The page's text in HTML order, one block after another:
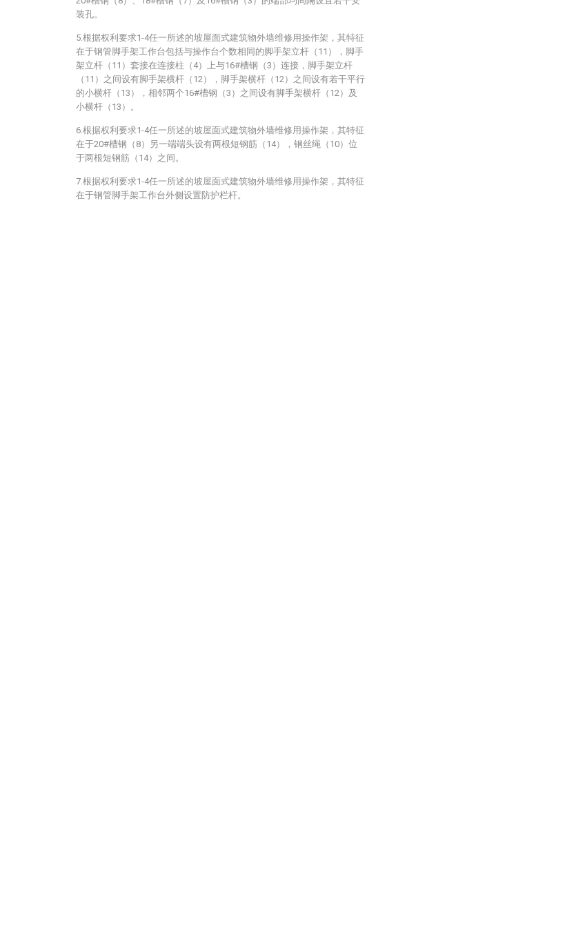
装孔。
5.根据权利要求1-4任一所述的坡屋面式建筑物外墙维修用操作架，其特征
在于钢管脚手架工作台包括与操作台个数相同的脚手架立杆（11），脚手
架立杆（11）套接在连接柱（4）上与16#槽钢（3）连接，脚手架立杆
（11）之间设有脚手架横杆（12），脚手架横杆（12）之间设有若干平行
的小横杆（13），相邻两个16#槽钢（3）之间设有脚手架横杆（12）及
小横杆（13）。
6.根据权利要求1-4任一所述的坡屋面式建筑物外墙维修用操作架，其特征
在于20#槽钢（8）另一端端头设有两根短钢筋（14），钢丝绳（10）位
于两根短钢筋（14）之间。
7.根据权利要求1-4任一所述的坡屋面式建筑物外墙维修用操作架，其特征
在于钢管脚手架工作台外侧设置防护栏杆。